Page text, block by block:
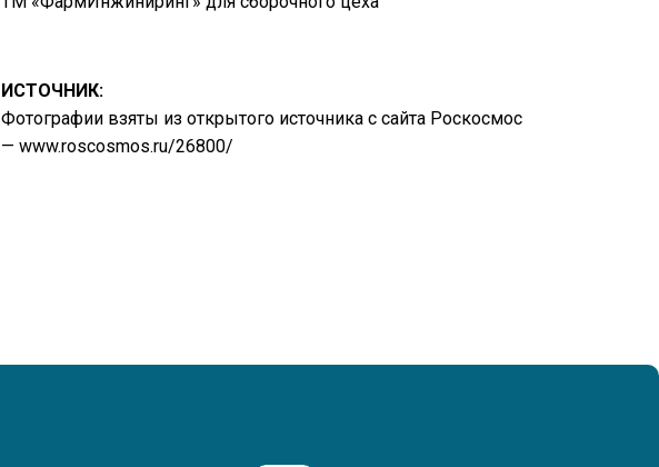
ИСТОЧНИК:
Фотографии взяты из открытого источника с сайта Роскосмос
— www.roscosmos.ru/26800/